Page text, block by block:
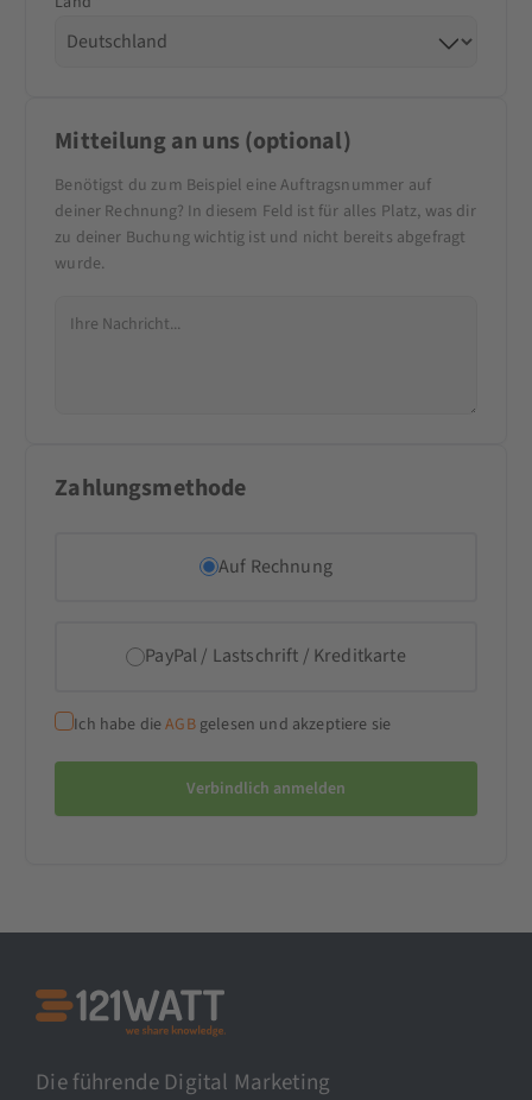
Mitteilung an uns (optional)
Benötigst du zum Beispiel eine Auftragsnummer auf
deiner Rechnung? In diesem Feld ist für alles Platz, was dir
zu deiner Buchung wichtig ist und nicht bereits abgefragt
wurde.
Zahlungsmethode
Auf Rechnung
PayPal / Lastschrift / Kreditkarte
Ich habe dieAGBgelesen und akzeptiere sie
Verbindlich anmelden
Die führende Digital Marketing